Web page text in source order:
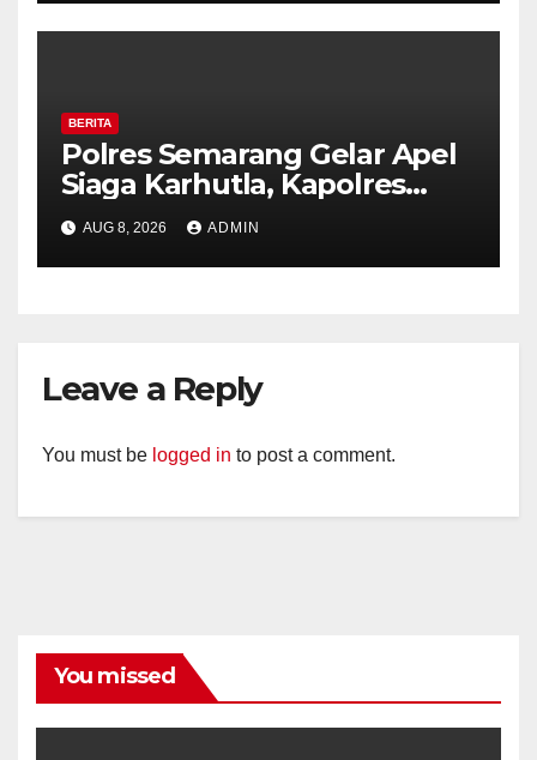
BERITA
Polres Semarang Gelar Apel
Siaga Karhutla, Kapolres
Tekankan Sinergi dan
Kesiapsiagaan Hadapi Musim
Kemarau.
AUG 8, 2026 ADMIN
Leave a Reply
You must be logged in to post a comment.
You missed